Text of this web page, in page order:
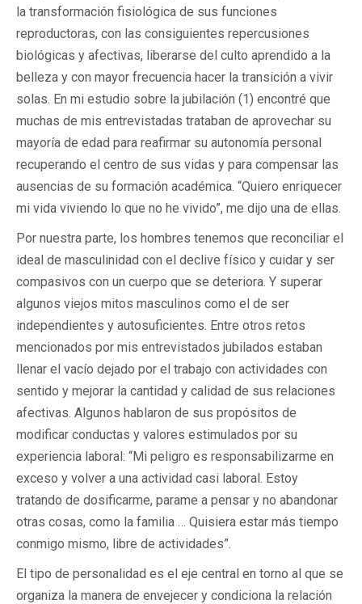
la transformación fisiológica de sus funciones
reproductoras, con las consiguientes repercusiones
biológicas y afectivas, liberarse del culto aprendido a la
belleza y con mayor frecuencia hacer la transición a vivir
solas. En mi estudio sobre la jubilación (1) encontré que
muchas de mis entrevistadas trataban de aprovechar su
mayoría de edad para reafirmar su autonomía personal
recuperando el centro de sus vidas y para compensar las
ausencias de su formación académica. “Quiero enriquecer
mi vida viviendo lo que no he vivido”, me dijo una de ellas.
Por nuestra parte, los hombres tenemos que reconciliar el
ideal de masculinidad con el declive físico y cuidar y ser
compasivos con un cuerpo que se deteriora. Y superar
algunos viejos mitos masculinos como el de ser
independientes y autosuficientes. Entre otros retos
mencionados por mis entrevistados jubilados estaban
llenar el vacío dejado por el trabajo con actividades con
sentido y mejorar la cantidad y calidad de sus relaciones
afectivas. Algunos hablaron de sus propósitos de
modificar conductas y valores estimulados por su
experiencia laboral: “Mi peligro es responsabilizarme en
exceso y volver a una actividad casi laboral. Estoy
tratando de dosificarme, parame a pensar y no abandonar
otras cosas, como la familia … Quisiera estar más tiempo
conmigo mismo, libre de actividades”.
El tipo de personalidad es el eje central en torno al que se
organiza la manera de envejecer y condiciona la relación